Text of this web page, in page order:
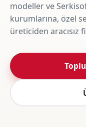
modeller ve
kurumlarına, özel
üreticiden aracısız